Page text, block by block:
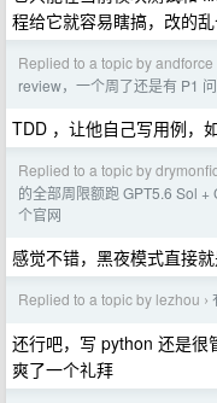
程给它就容易瞎搞，改的乱
Replied to a topic by andforce
review，一个周了还是有 P1 问
TDD ，让他自己写用例，
Replied to a topic by
的全部周限额跑 GPT5.6 Sol
个官网
感觉不错，黑夜模式直接
Replied to a topic by lezhou ›
还行吧，写 python 还是很
爽了一个礼拜